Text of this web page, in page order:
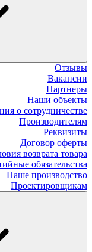
Отзывы
Вакансии
Партнеры
Наши объекты
о сотрудничестве
Производителям
Реквизиты
Договор оферты
возврата товара
обязательства
Наше производство
Проектировщикам